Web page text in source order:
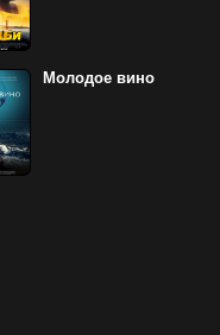
Молодое вино